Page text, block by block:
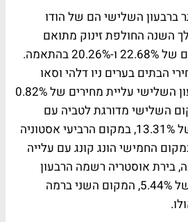
ברבעון השלישי הם של הודו
השנה החולפת זינוק מתואם
אינפלציה במחירי הבתים של 22.68% ו-20.26% בהתאמה.
הבתים בערים ניו דלהי וסאו
פאולו אשר רשמו ברבעון השלישי עליית מחירים של 0.82%
במקום השלישי מדורגת לטביה עם
עליית מחירים שנתית של 13.31%, במקום הרביעי אסטוניה
של 12.3% ובמקום החמישי הונג קונג עם עלייה
כי וינה, בירת אוסטריה רשמה הרבעון
עליית מחירים בשיעור של 5.44%, המקום השני ברמה